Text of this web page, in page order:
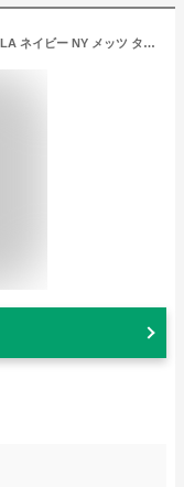
ニューエラ ドジャース キャップ 9twenty LA ネイビー NY メッツ タイガース エンジェルス パドレス レッドソックス ホワイトソックス クロスストラップ MLB NEW ERA 920 帽子 メンズ レディース ユニセックス 人気 24SS